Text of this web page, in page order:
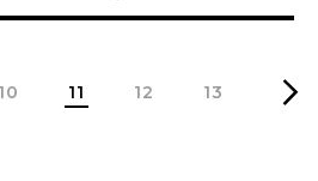
10 11 12 13